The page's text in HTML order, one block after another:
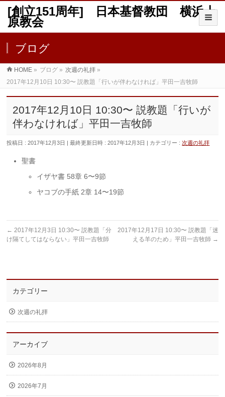
[創立151周年] 日本基督教団 横浜上
原教会
ブログ
HOME » ブログ » 次週の礼拝 »
2017年12月10日 10:30〜 説教題「行いが伴わなければ」平田一吉牧師
2017年12月10日 10:30〜 説教題「行いが
伴わなければ」平田一吉牧師
投稿日 : 2017年12月3日 最終更新日時 : 2017年12月3日 カテゴリー :次週の礼拝
聖書
イザヤ書 58章 6〜9節
ヤコブの手紙 2章 14〜19節
← 2017年12月3日 10:30〜 説教題「分
け隔てしてはならない」平田一吉牧師
2017年12月17日 10:30〜 説教題「迷
える羊のため」平田一吉牧師 →
カテゴリー
次週の礼拝
アーカイブ
2026年8月
2026年7月